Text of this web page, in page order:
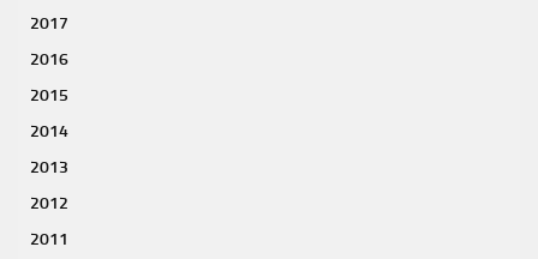
2017
2016
2015
2014
2013
2012
2011